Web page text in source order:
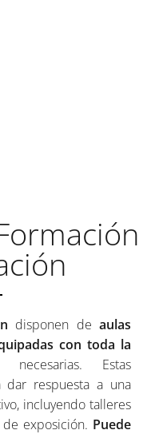
disponen de aulas
con toda la
necesarias. Estas
dar respuesta a una
incluyendo talleres
exposición. Puede